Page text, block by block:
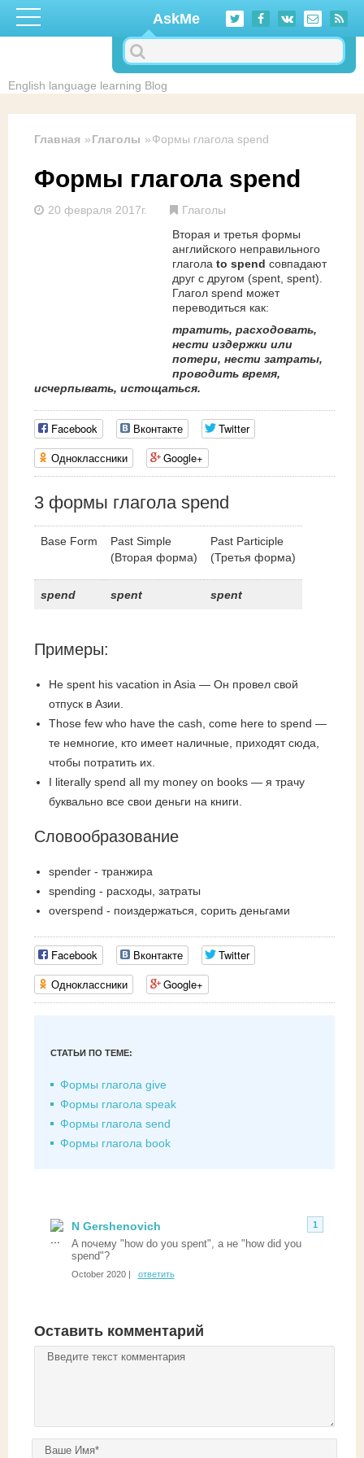
Перейти к основному содержанию
AskMe
English language learning Blog
Главная Глаголы Формы глагола spend
Формы глагола spend
20 февраля 2017г.
Глаголы
Вторая и третья формы
английского неправильного
глагола to spend совпадают
друг с другом (spent, spent).
Глагол spend может
переводиться как:
тратить, расходовать,
нести издержки или
потери, нести затраты,
проводить время,
исчерпывать, истощаться.
Facebook Вконтакте
Twitter
Одноклассники
Google+
3 формы глагола spend
Base Form
Past Simple
(Вторая форма)
Past Participle
(Третья форма)
spend spent spent
Примеры:
He spent his vacation in Asia — Он провел свой
отпуск в Азии.
Those few who have the cash, come here to spend —
те немногие, кто имеет наличные, приходят сюда,
чтобы потратить их.
I literally spend all my money on books — я трачу
буквально все свои деньги на книги.
Словообразование
spender - транжира
spending - расходы, затраты
overspend - поиздержаться, сорить деньгами
Facebook Вконтакте
Twitter
Одноклассники
Google+
СТАТЬИ ПО ТЕМЕ:
Формы глагола give
Формы глагола speak
Формы глагола send
Формы глагола book
1
N Gershenovich
A почему "how do you spent", a не "how did you
spend"?
October 2020 | ответить
Оставить комментарий
Комментарий*
Ваше имя*